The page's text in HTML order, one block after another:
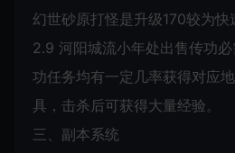
幻世砂原打怪是升级170较为快
2.9 河阳城流小年处出售传功
功任务均有一定几率获得对应
具，击杀后可获得大量经验。
三、副本系统